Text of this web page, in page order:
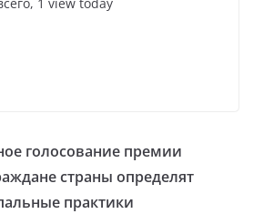
1 view today
голосование премии
страны определят
практики